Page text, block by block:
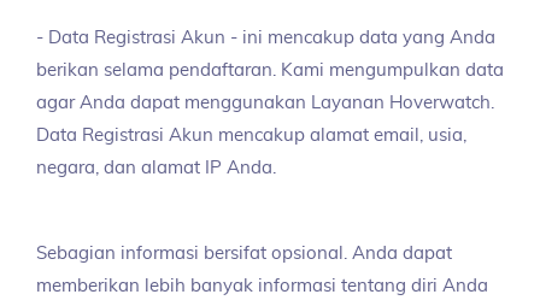
- Data Registrasi Akun - ini mencakup data yang Anda
berikan selama pendaftaran. Kami mengumpulkan data
agar Anda dapat menggunakan Layanan Hoverwatch.
Data Registrasi Akun mencakup alamat email, usia,
negara, dan alamat IP Anda.
Sebagian informasi bersifat opsional. Anda dapat
memberikan lebih banyak informasi tentang diri Anda